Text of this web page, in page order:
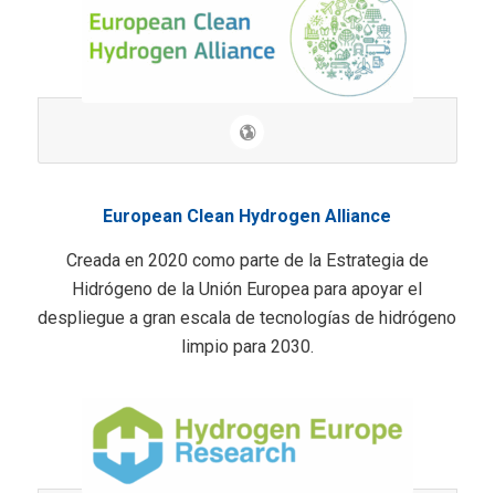
European Clean Hydrogen Alliance
Creada en 2020 como parte de la Estrategia de
Hidrógeno de la Unión Europea para apoyar el
despliegue a gran escala de tecnologías de hidrógeno
limpio para 2030.